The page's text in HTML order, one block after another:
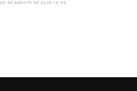
05 DE AGOSTO DE 2026 10:55